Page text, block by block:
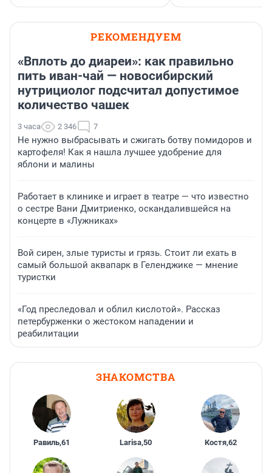
РЕКОМЕНДУЕМ
«Вплоть до диареи»: как правильно
пить иван-чай — новосибирский
нутрициолог подсчитал допустимое
количество чашек
3 часа 2 346 7
Не нужно выбрасывать и сжигать ботву помидоров и
картофеля! Как я нашла лучшее удобрение для
яблони и малины
Работает в клинике и играет в театре — что известно
о сестре Вани Дмитриенко, оскандалившейся на
концерте в «Лужниках»
Вой сирен, злые туристы и грязь. Стоит ли ехать в
самый большой аквапарк в Геленджике — мнение
туристки
«Год преследовал и облил кислотой». Рассказ
петербурженки о жестоком нападении и
реабилитации
ЗНАКОМСТВА
Равиль,61 Larisa,50 Костя,62